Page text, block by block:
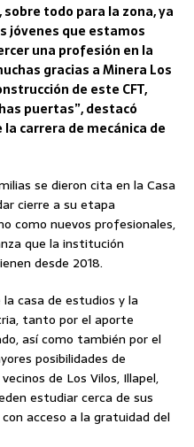
todo para la zona, ya
jóvenes que estamos
una profesión en la
gracias a Minera Los
de este CFT,
puertas”, destacó
carrera de mecánica de
se dieron cita en la Casa
cierre a su etapa
como nuevos profesionales,
que la institución
desde 2018.
casa de estudios y la
tanto por el aporte
así como también por el
posibilidades de
de Los Vilos, Illapel,
estudiar cerca de sus
acceso a la gratuidad del